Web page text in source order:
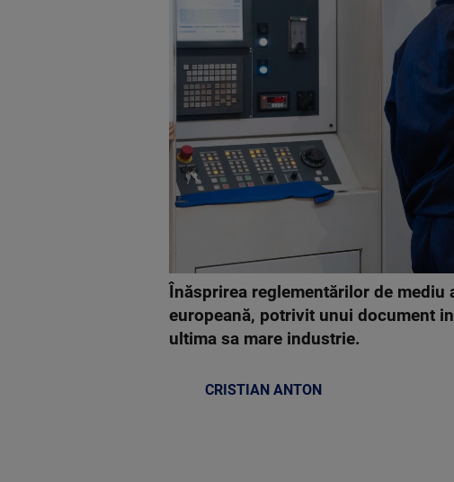
Înăsprirea reglementărilor de
europeană, potrivit unui document
ultima sa mare industrie.
CRISTIAN ANTON